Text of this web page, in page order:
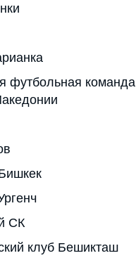
футбольная команда
СК
клуб Бешикташ